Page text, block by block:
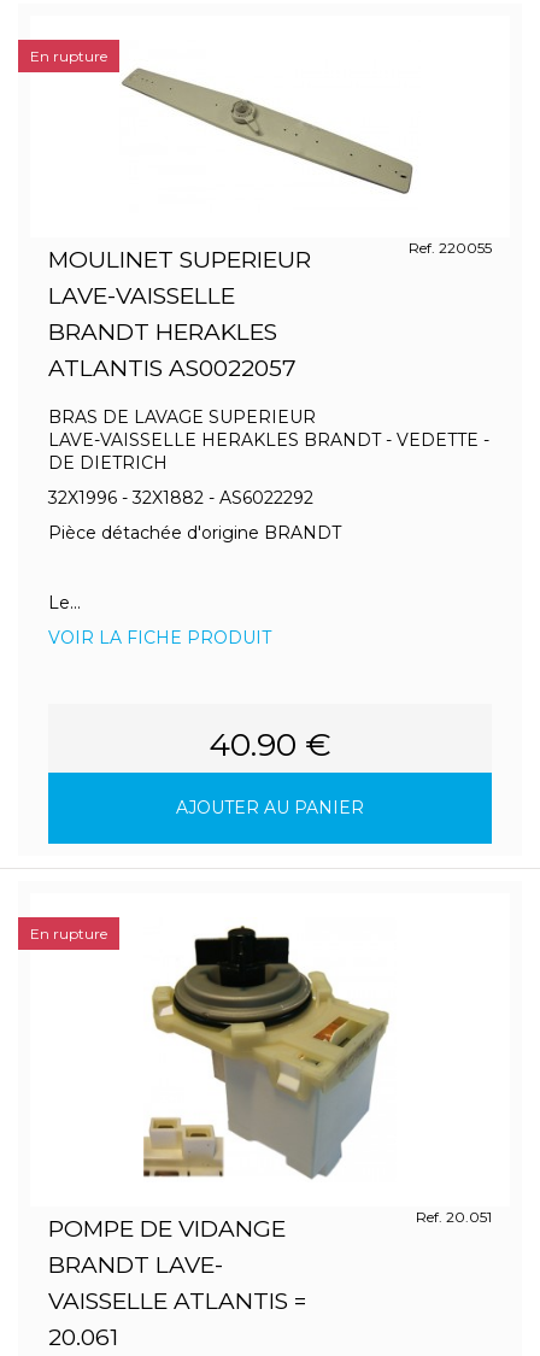
MOULINET SUPERIEUR
LAVE-VAISSELLE
BRANDT HERAKLES
ATLANTIS AS0022057
Ref. 220055
BRAS DE LAVAGE SUPERIEUR
LAVE-VAISSELLE HERAKLES BRANDT - VEDETTE -
DE DIETRICH
32X1996 - 32X1882 - AS6022292
Pièce détachée d'origine BRANDT
Le...
VOIR LA FICHE PRODUIT
40.90 €
AJOUTER AU PANIER
En rupture
POMPE DE VIDANGE
BRANDT LAVE-
VAISSELLE ATLANTIS =
20.061
Ref. 20.051
En rupture